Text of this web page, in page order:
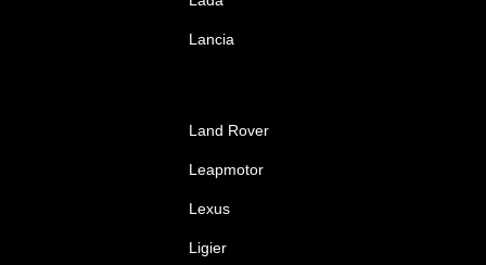
Lancia
Land Rover
Leapmotor
Lexus
Ligier